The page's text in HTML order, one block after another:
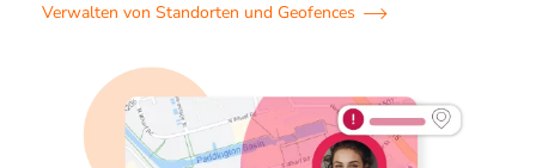
Verwalten von Standorten und Geofences